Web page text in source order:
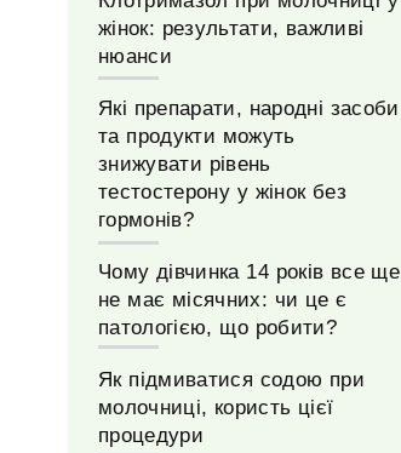
жінок: результати, важливі
нюанси
Які препарати, народні засоби
та продукти можуть
знижувати рівень
тестостерону у жінок без
гормонів?
Чому дівчинка 14 років все ще
не має місячних: чи це є
патологією, що робити?
Як підмиватися содою при
молочниці, користь цієї
процедури